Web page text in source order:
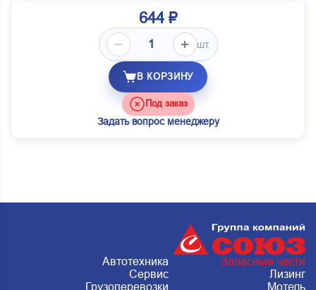
644 ₽
шт.
В КОРЗИНУ
Под заказ
Задать вопрос менеджеру
Автотехника
Запасные части
Сервис
Лизинг
Грузоперевозки
Мотель